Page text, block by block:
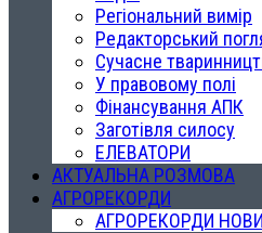
Регіональний вимір
Редакторський
Сучасне
У правовому полі
Фінансування АПК
Заготівля силосу
ЕЛЕВАТОРИ
АКТУАЛЬНА РОЗМОВА
АГРОРЕКОРДИ
АГРОРЕКОРДИ